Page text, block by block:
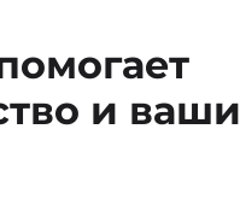
и ваши